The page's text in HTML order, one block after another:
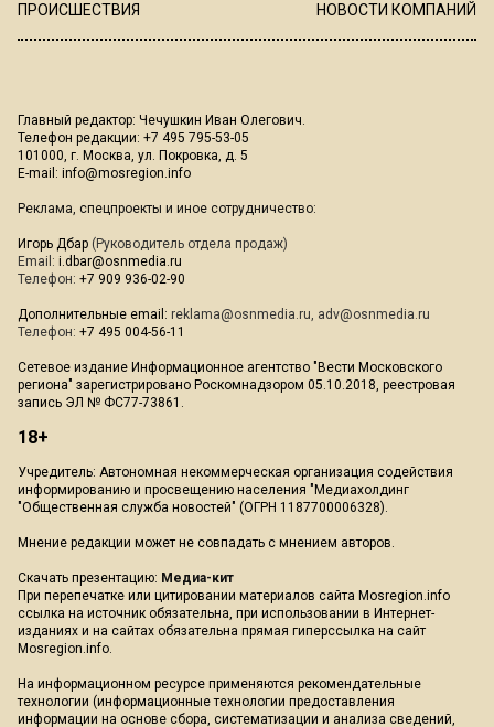
ПРОИСШЕСТВИЯ
НОВОСТИ КОМПАНИЙ
Главный редактор: Чечушкин Иван Олегович.
Телефон редакции: +7 495 795-53-05
101000, г. Москва, ул. Покровка, д. 5
E-mail: info@mosregion.info
Реклама, спецпроекты и иное сотрудничество:
Игорь Дбар (Руководитель отдела продаж)
Email: i.dbar@osnmedia.ru
Телефон: +7 909 936-02-90
Дополнительные email: reklama@osnmedia.ru, adv@osnmedia.ru
Телефон: +7 495 004-56-11
Сетевое издание Информационное агентство "Вести Московского
региона" зарегистрировано Роскомнадзором 05.10.2018, реестровая
запись ЭЛ № ФС77-73861.
18+
Учредитель: Автономная некоммерческая организация содействия
информированию и просвещению населения "Медиахолдинг
"Общественная служба новостей" (ОГРН 1187700006328).
Мнение редакции может не совпадать с мнением авторов.
Скачать презентацию: Медиа-кит
При перепечатке или цитировании материалов сайта Mosregion.info
ссылка на источник обязательна, при использовании в Интернет-
изданиях и на сайтах обязательна прямая гиперссылка на сайт
Mosregion.info.
На информационном ресурсе применяются рекомендательные
технологии (информационные технологии предоставления
информации на основе сбора, систематизации и анализа сведений,